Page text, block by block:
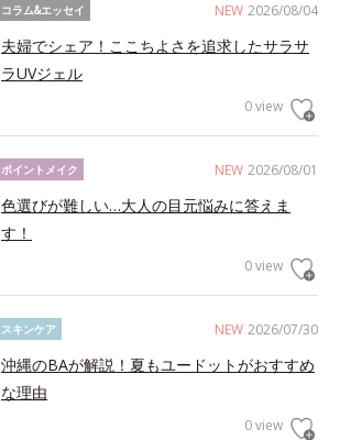
NEW 2026/08/04
コラム&エッセイ
夫婦でシェア！ここちよさを追求したサラサ
ラUVジェル
0 view
NEW 2026/08/01
ポイントメイク
色選びが難しい…大人の目元悩みに答えま
す！
0 view
NEW 2026/07/30
スキンケア
沖縄のBAが解説！夏もユードットがおすすめ
な理由
0 view